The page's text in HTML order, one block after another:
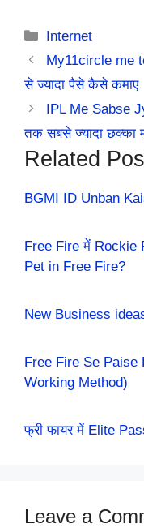
Categories
Internet
My11circle me
से ज्यादा पैसे कैसे कमाए
IPL Me Sabse
तक सबसे ज्यादा छक्का
Related
BGMI ID Unban
Free Fire में
Pet in Free Fire?
New Business
Free Fire Se Paise
Working Method)
फ्री फायर में Elite
Leave a